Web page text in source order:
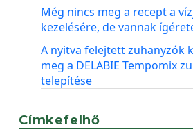
Még nincs meg a recept a
kezelésére, de vannak
A nyitva felejtett zuhanyzók
meg a DELABIE Tempomix
telepítése
Címkefelhő